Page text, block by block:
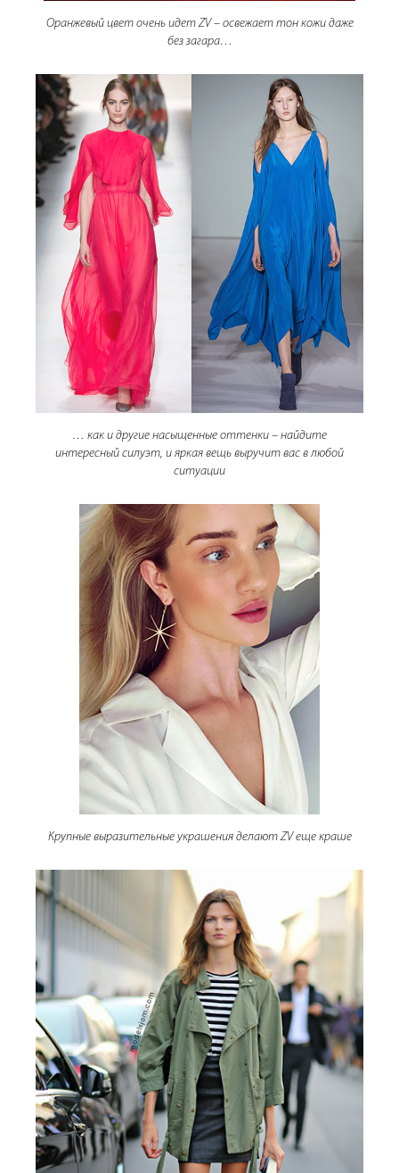
Оранжевый цвет очень идет ZV – освежает тон кожи даже
без загара…
… как и другие насыщенные оттенки – найдите
интересный силуэт, и яркая вещь выручит вас в любой
ситуации
Крупные выразительные украшения делают ZV еще краше